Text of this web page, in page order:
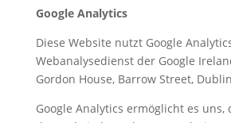
Google Analytics
Diese Website nutzt Google
Webanalysedienst der Google
Gordon House, Barrow Street,
Google Analytics ermöglicht es uns,